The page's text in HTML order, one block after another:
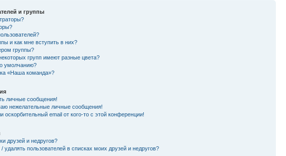
и группы
и как мне вступить в них?
группы?
групп имеют разные цвета?
умолчанию?
«Наша команда»?
личные сообщения!
нежелательные личные сообщения!
оскорбительный email от кого-то с этой конференции!
друзей и недругов?
удалять пользователей в списках моих друзей и недругов?